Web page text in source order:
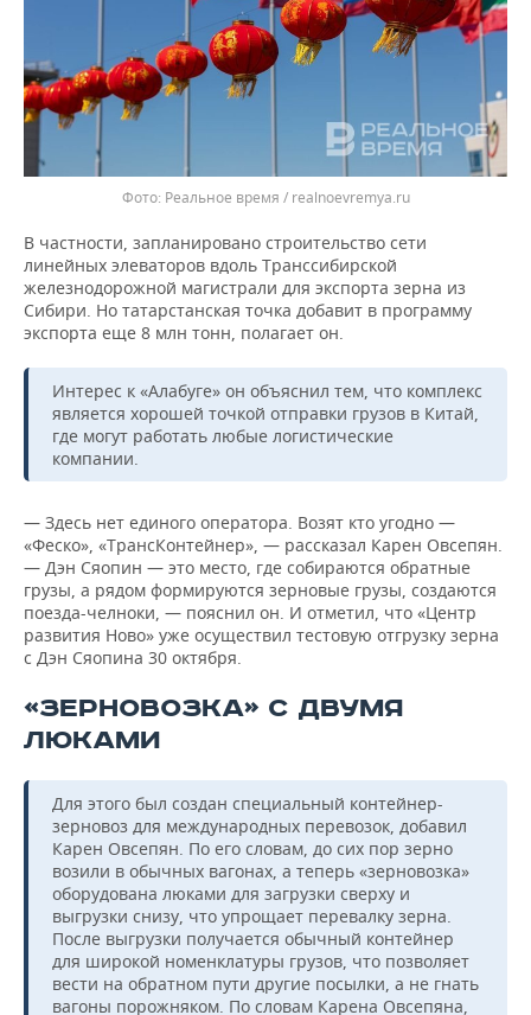
Реальное время / realnoevremya.ru
В частности, запланировано строительство сети
линейных элеваторов вдоль Транссибирской
железнодорожной магистрали для экспорта зерна из
Сибири. Но татарстанская точка добавит в программу
экспорта еще 8 млн тонн, полагает он.
Интерес к «Алабуге» он объяснил тем, что комплекс
является хорошей точкой отправки грузов в Китай,
где могут работать любые логистические
компании.
— Здесь нет единого оператора. Возят кто угодно —
«Феско», «ТрансКонтейнер», — рассказал Карен Овсепян.
— Дэн Сяопин — это место, где собираются обратные
грузы, а рядом формируются зерновые грузы, создаются
поезда-челноки, — пояснил он. И отметил, что «Центр
развития Ново» уже осуществил тестовую отгрузку зерна
с Дэн Сяопина 30 октября.
«ЗЕРНОВОЗКА» С ДВУМЯ
ЛЮКАМИ
Для этого был создан специальный контейнер-
зерновоз для международных перевозок, добавил
Карен Овсепян. По его словам, до сих пор зерно
возили в обычных вагонах, а теперь «зерновозка»
оборудована люками для загрузки сверху и
выгрузки снизу, что упрощает перевалку зерна.
После выгрузки получается обычный контейнер
для широкой номенклатуры грузов, что позволяет
вести на обратном пути другие посылки, а не гнать
вагоны порожняком. По словам Карена Овсепяна,